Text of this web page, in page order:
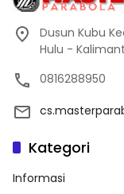
Dusun Kubu
Hulu -
0816288950
Kategori
Informasi